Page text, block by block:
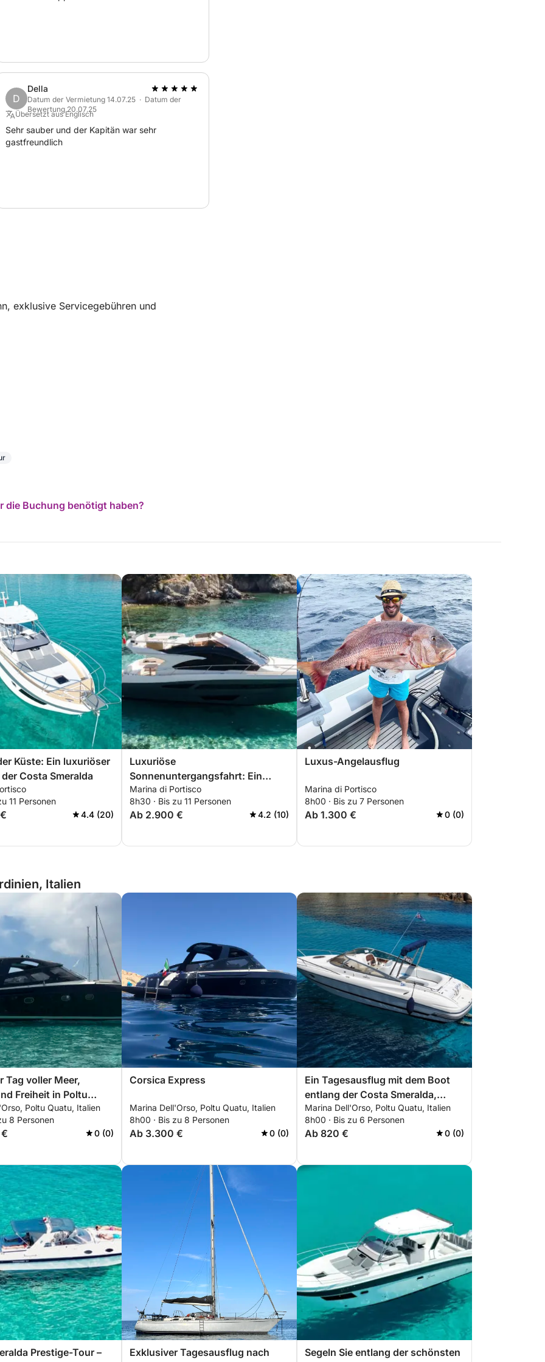
D
Della
Datum der Vermietung 14.07.25 · Datum der
Bewertung 20.07.25
Übersetzt aus Englisch
Sehr sauber und der Kapitän war sehr
gastfreundlich
exklusive Servicegebühren und
die Buchung benötigt haben?
Küste: Ein luxuriöser
Costa Smeralda
11 Personen
4.4 (20)
Luxuriöse
Sonnenuntergangsfahrt: Ein
traumhafter Aperitif an der Costa
Smeralda
Marina di Portisco
8h30 · Bis zu 11 Personen
Ab 2.900 € 4.2 (10)
Luxus-Angelausflug
Marina di Portisco
8h00 · Bis zu 7 Personen
Ab 1.300 € 0 (0)
Italien
Tag voller Meer,
Freiheit in Poltu
Poltu Quatu, Italien
8 Personen
0 (0)
Corsica Express
Marina Dell'Orso, Poltu Quatu, Italien
8h00 · Bis zu 8 Personen
Ab 3.300 € 0 (0)
Ein Tagesausflug mit dem Boot
entlang der Costa Smeralda,
zwischen Porto Cervo und dem La
Maddalena-Archipel.
Marina Dell'Orso, Poltu Quatu, Italien
8h00 · Bis zu 6 Personen
Ab 820 € 0 (0)
Prestige-Tour –
Exklusiver Tagesausflug nach
Segeln Sie entlang der schönsten